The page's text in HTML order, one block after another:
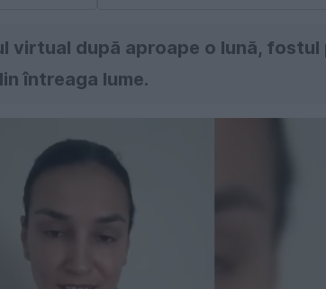
virtual după aproape o lună,
întreaga lume.